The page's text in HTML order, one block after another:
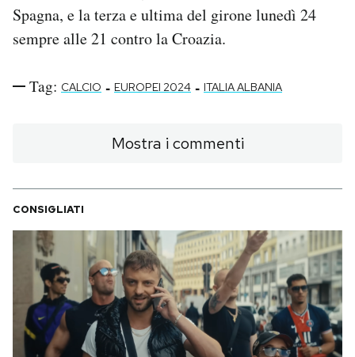
Spagna, e la terza e ultima del girone lunedì 24
sempre alle 21 contro la Croazia.
Tag: CALCIO - EUROPEI 2024 - ITALIA ALBANIA
Mostra i commenti
CONSIGLIATI